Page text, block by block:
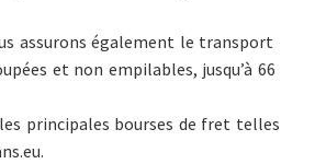
assurons également le transport
et non empilables, jusqu’à 66
principales bourses de fret telles